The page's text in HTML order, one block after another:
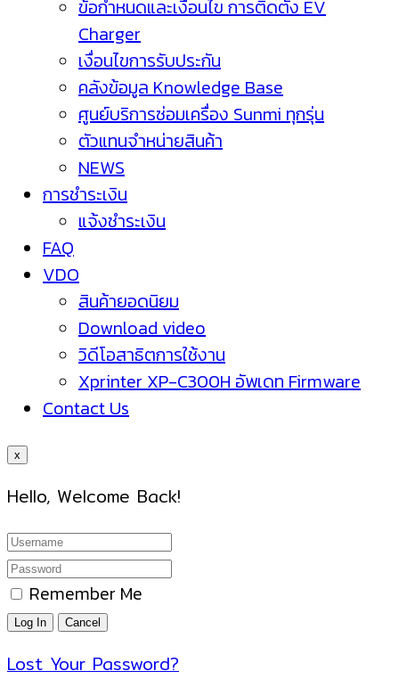
ข้อกำหนดและเงื่อนไข การติดตั้ง EV
Charger
เงื่อนไขการรับประกัน
คลังข้อมูล Knowledge Base
ศูนย์บริการซ่อมเครื่อง Sunmi ทุกรุ่น
ตัวแทนจำหน่ายสินค้า
NEWS
การชำระเงิน
แจ้งชำระเงิน
FAQ
VDO
สินค้ายอดนิยม
Download video
วิดีโอสาธิตการใช้งาน
Xprinter XP-C300H อัพเดท Firmware
Contact Us
x
Hello, Welcome Back!
Remember Me
Lost Your Password?